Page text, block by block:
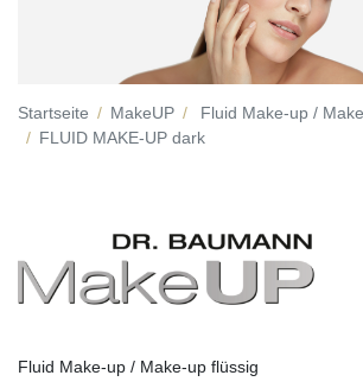
Startseite MakeUP
Fluid Make-up /
FLUID MAKE-UP dark
Fluid Make-up / Make-up flüssig